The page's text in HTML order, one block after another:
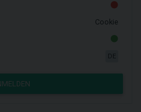
Cookie